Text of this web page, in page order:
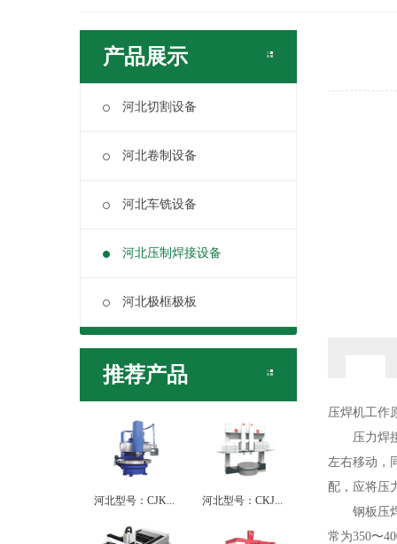
产品展示
河北切割设备
河北卷制设备
河北车铣设备
河北压制焊接设备
河北极框极板
推荐产品
河北型号：CJK... 河北型号：CKJ...
压焊机工作
压力焊接
左右移动，
配，应将压
钢板压焊
常为350〜